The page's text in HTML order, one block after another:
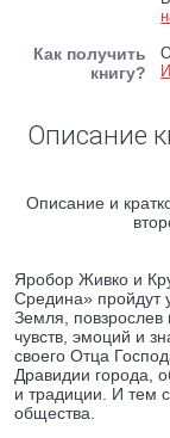
Как получить
книгу?
Описание
Описание и
Яробор Живко и
Средина» пройдут
Земля,
чувств, эмоций и
своего Отца
Дравидии города,
и традиции. И тем
общества.